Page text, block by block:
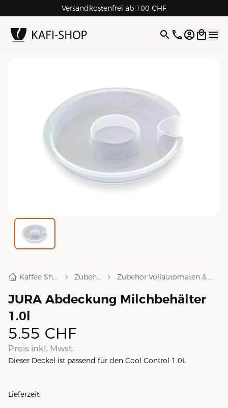
Versandkostenfrei ab 100 CHF
4.9| 5.0 Google
Open
Kaffee Shop Zubehör Zubehör Vollautomaten & mehr
JURA Abdeckung Milchbehälter
1.0l
5.55 CHF
Preis inkl. Mwst.
Dieser Deckel ist passend für den Cool Control 1.0L
Lieferzeit: